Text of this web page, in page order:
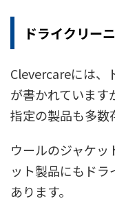
ドライクリー
Clevercareには、
が書かれています
指定の製品も多数
ウールのジャケッ
ット製品にもド
あります。